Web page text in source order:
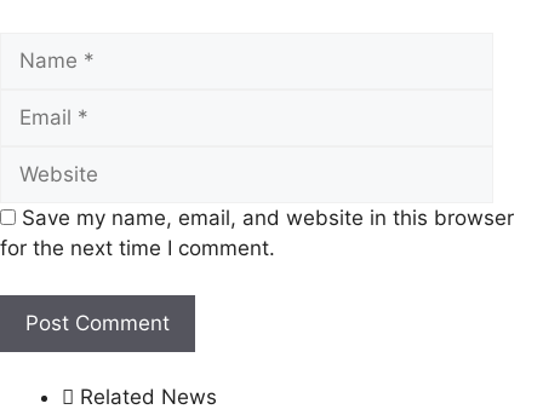
Name
Save my name, email, and website in this browser
for the next time I comment.
Related News